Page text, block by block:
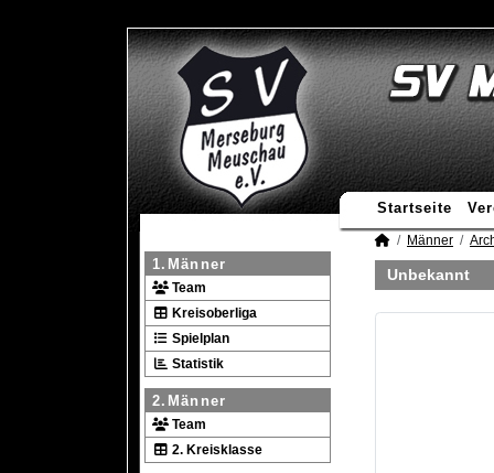
Startseite
1.Männer
Team
Kreisoberliga
Spielplan
Statistik
2.Männer
Team
2. Kreisklasse
Männer
Unbekannt